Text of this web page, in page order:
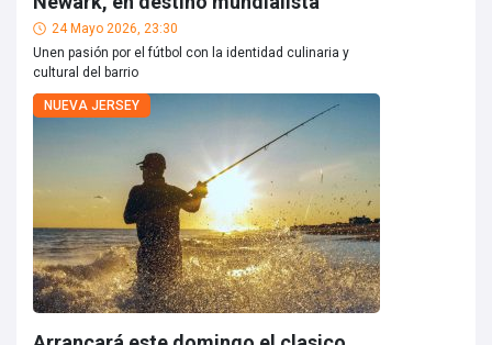
24 Mayo 2026, 23:30
Unen pasión por el fútbol con la identidad culinaria y
cultural del barrio
NUEVA JERSEY